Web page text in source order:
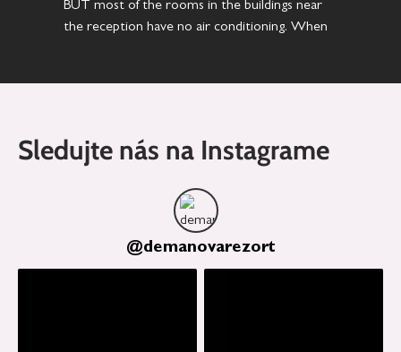
BUT most of the rooms in the buildings near
the reception have no air conditioning. When
Sledujte nás na Instagrame
@demanovarezort